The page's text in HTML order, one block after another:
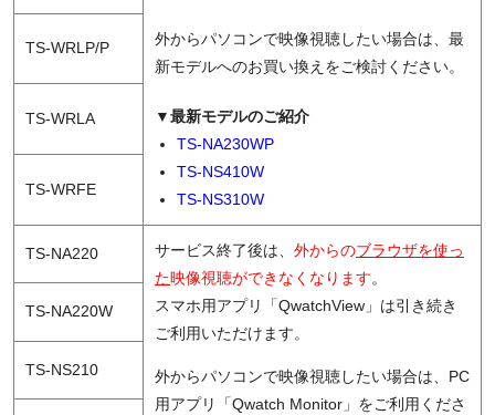
外からパソコンで映像視聴したい場合は、最
新モデルへのお買い換えをご検討ください。
▼最新モデルのご紹介
TS-NA230WP
TS-NS410W
TS-NS310W
TS-WRLP/P
TS-WRLA
TS-WRFE
TS-NA220 サービス終了後は、 外からのブラウザを使っ
た映像視聴ができなくなります。
スマホ用アプリ「QwatchView」は引き続き
ご利用いただけます。
外からパソコンで映像視聴したい場合は、PC
用アプリ「Qwatch Monitor」をご利用くださ
TS-NA220W
TS-NS210